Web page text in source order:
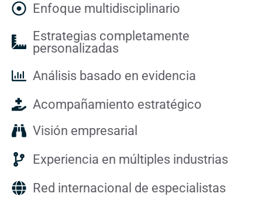
Enfoque multidisciplinario
Estrategias completamente
personalizadas
Análisis basado en evidencia
Acompañamiento estratégico
Visión empresarial
Experiencia en múltiples industrias
Red internacional de especialistas